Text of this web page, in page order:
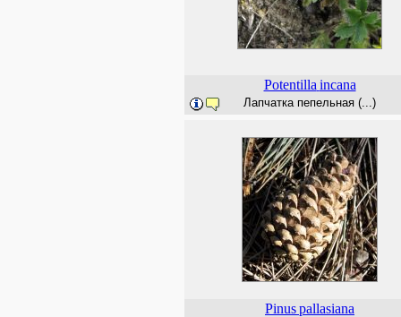
Potentilla incana
Лапчатка пепельная (...)
Pinuspallasiana